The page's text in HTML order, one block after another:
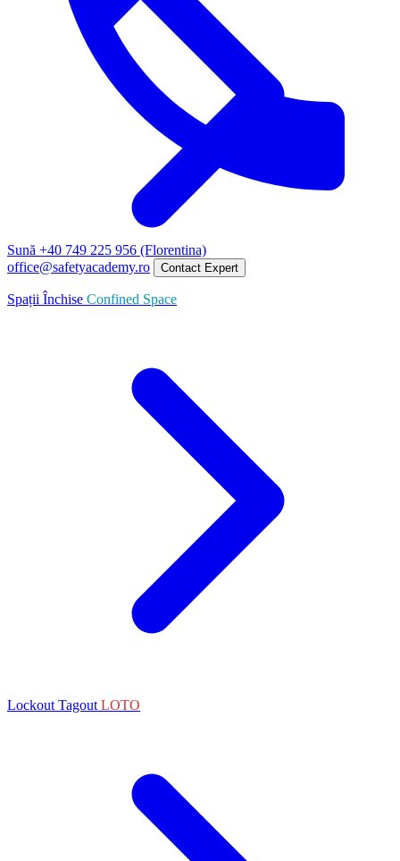
Sună +40 749 225 956 (Florentina)
office@safetyacademy.ro
Contact Expert
Spații Închise Confined Space
Lockout Tagout LOTO